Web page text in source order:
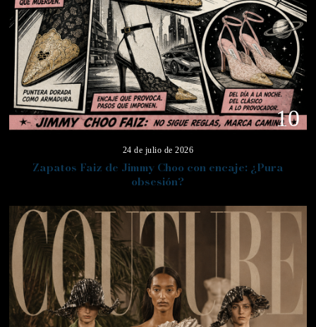
10
24 de julio de 2026
Zapatos Faiz de Jimmy Choo con encaje: ¿Pura
obsesión?